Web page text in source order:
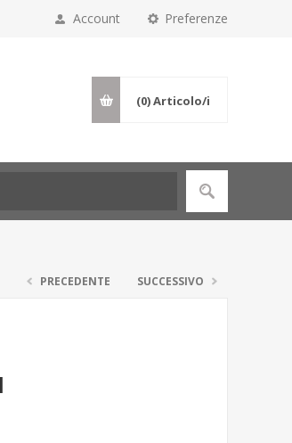
Preferenze
Account
(0)Articolo/i
PRECEDENTE SUCCESSIVO